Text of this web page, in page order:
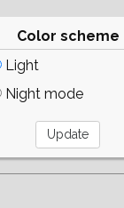
Color scheme
Light
Night mode